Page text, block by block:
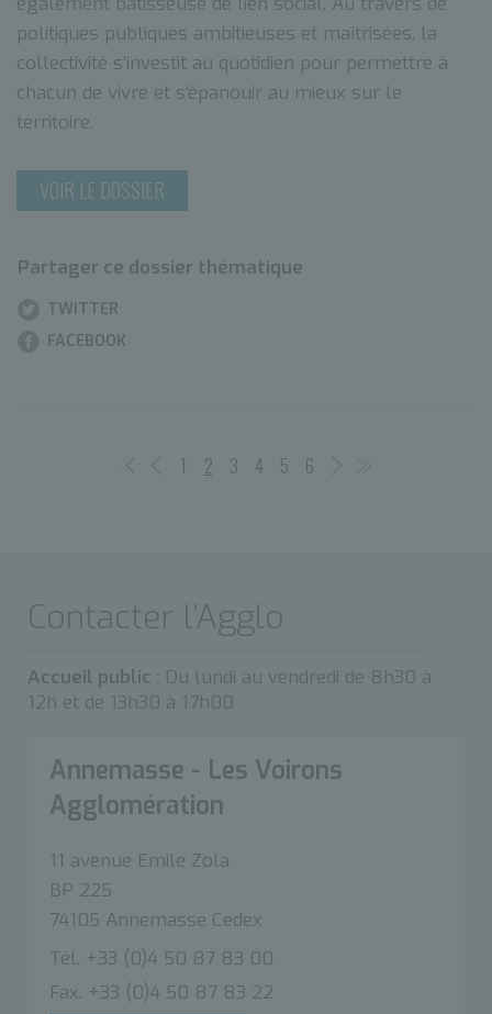
politiques publiques ambitieuses et maîtrisées, la
collectivité s’investit au quotidien pour permettre à
chacun de vivre et s’épanouir au mieux sur le
territoire.
VOIR LE DOSSIER
Partager ce dossier thématique
TWITTER
FACEBOOK
1 2 3 4 5 6
Contacter l’Agglo
Accueil public : Du lundi au vendredi de 8h30 à
12h et de 13h30 à 17h00
Annemasse - Les Voirons
Agglomération
11 avenue Emile Zola
BP 225
74105 Annemasse Cedex
Tél. +33 (0)4 50 87 83 00
Fax. +33 (0)4 50 87 83 22